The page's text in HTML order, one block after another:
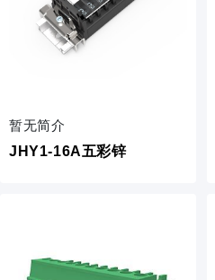
暂无简介
JHY1-16A五彩锌